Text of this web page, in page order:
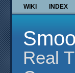
WIKI INDEX
Real